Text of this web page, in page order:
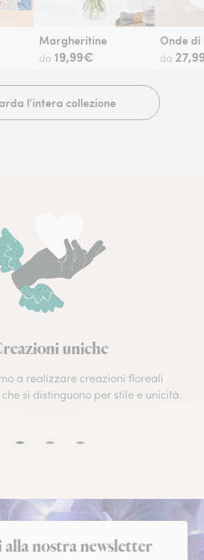
Margheritine
da 19,99€
Onde di
da
l'intera collezione
uniche
a realizzare creazioni floreali
si distinguono per stile e unicità.
newsletter
nostra newsletter